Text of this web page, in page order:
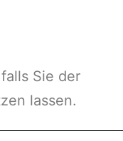
Sie der
lassen.